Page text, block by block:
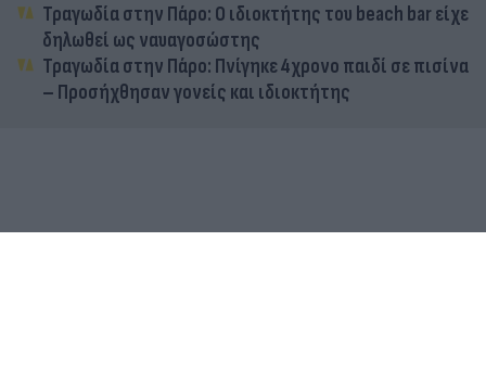
Τραγωδία στην Πάρο: Ο ιδιοκτήτης του beach bar είχε
δηλωθεί ως ναυαγοσώστης
Τραγωδία στην Πάρο: Πνίγηκε 4χρονο παιδί σε πισίνα
– Προσήχθησαν γονείς και ιδιοκτήτης